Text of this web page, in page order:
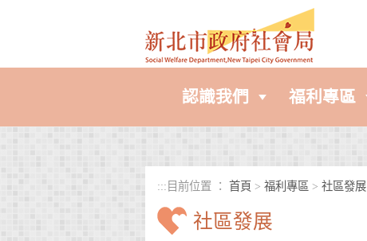
認識我們 福利專區
::: 目前位置 ： 首頁 > 福利專區 > 社區發展
社區發展